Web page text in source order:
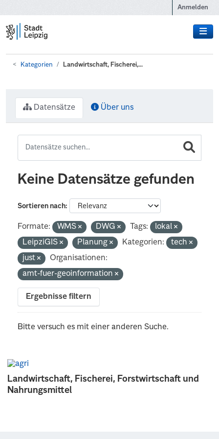
Anmelden
Kategorien Landwirtschaft, Fischerei,...
Landwirtschaft, Fischerei, Forstwirtschaft und
Nahrungsmittel
Datensätze Über uns
Keine Datensätze gefunden
Sortieren nach
Formate: WMS DWG Tags:
lokal
LeipziGIS
Planung Kategorien:
tech
just
Organisationen:
amt-fuer-geoinformation
Ergebnisse filtern
Bitte versuch es mit einer anderen Suche.